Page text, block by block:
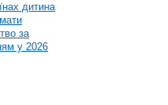
дитина
за
у 2026